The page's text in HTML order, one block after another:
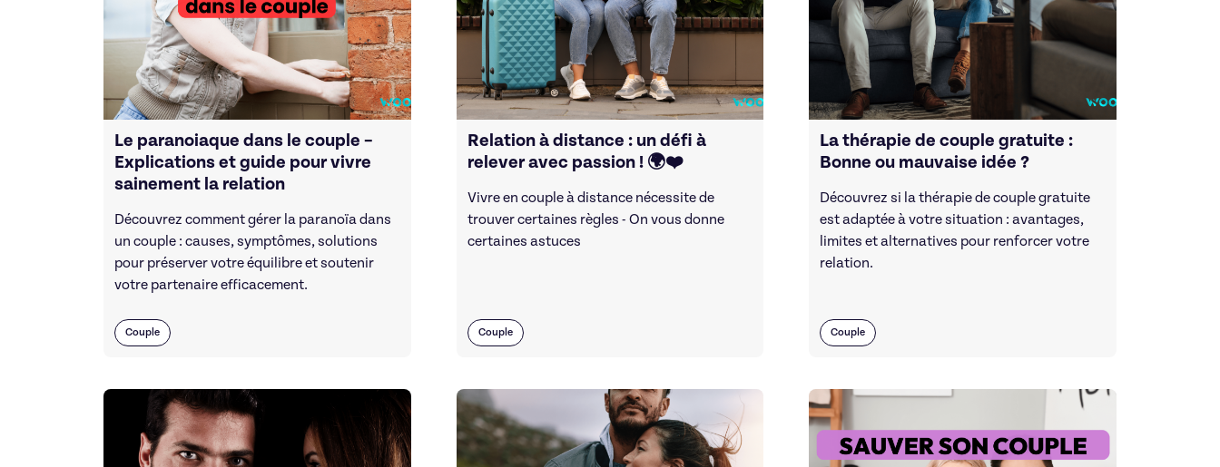
Le paranoiaque dans le couple –
Explications et guide pour vivre
sainement la relation
Découvrez comment gérer la paranoïa dans
un couple : causes, symptômes, solutions
pour préserver votre équilibre et soutenir
votre partenaire efficacement.
Couple
Relation à distance : un défi à
relever avec passion ! 🌍❤️
Vivre en couple à distance nécessite de
trouver certaines règles - On vous donne
certaines astuces
Couple
La thérapie de couple gratuite :
Bonne ou mauvaise idée ?
Découvrez si la thérapie de couple gratuite
est adaptée à votre situation : avantages,
limites et alternatives pour renforcer votre
relation.
Couple